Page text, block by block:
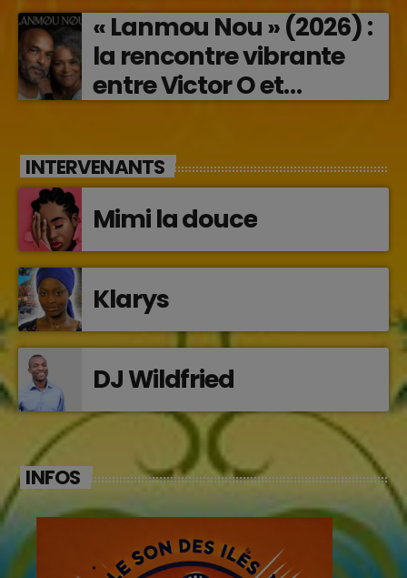
« Lanmou Nou » (2026) :
la rencontre vibrante
entre Victor O et
INTERVENANTS
Mimi la douce
Klarys
DJ Wildfried
INFOS